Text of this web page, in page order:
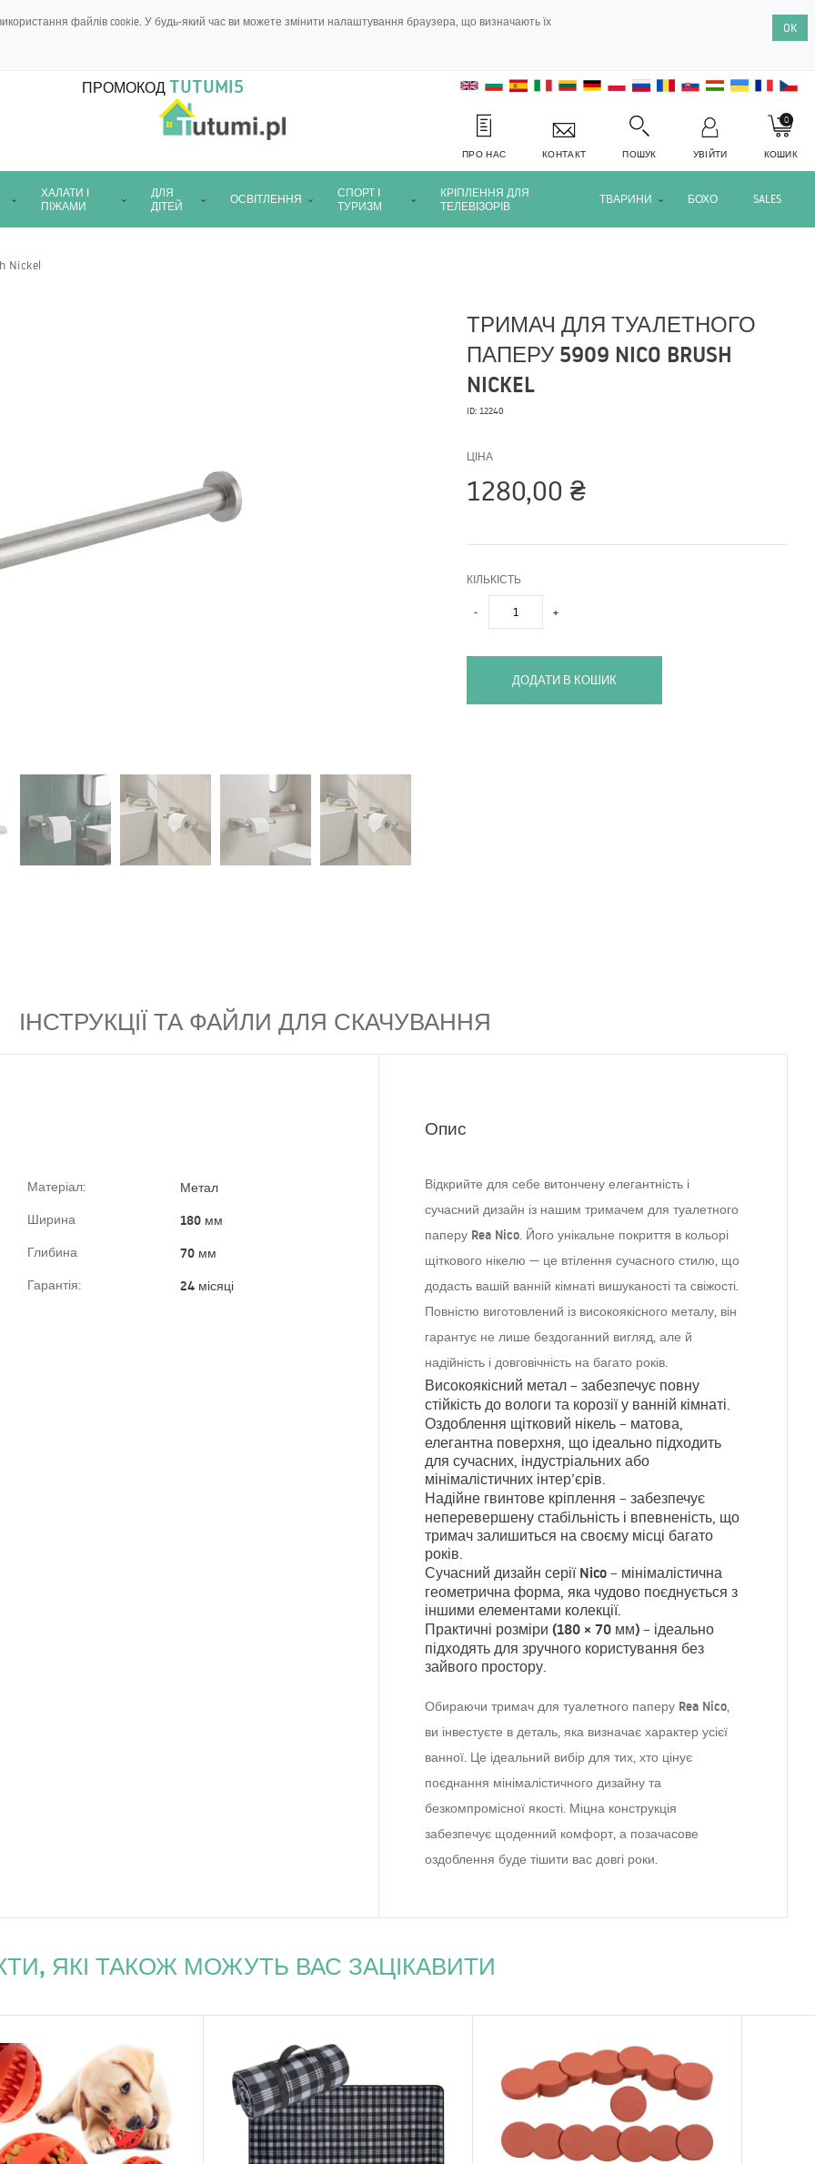
файлів cookie. У будь-який час ви можете змінити налаштування браузера, що визначають їх
OK
ПРОМОКОД TUTUMI5
ПРО НАС КОНТАКТ ПОШУК УВІЙТИ КОШИК
0
ХАЛАТИ І
ПІЖАМИ
ДЛЯ
ДІТЕЙ
ОСВІТЛЕННЯ
СПОРТ І
ТУРИЗМ
КРІПЛЕННЯ ДЛЯ
ТЕЛЕВІЗОРІВ
ТВАРИНИ БОХО SALES
Nickel
ТРИМАЧ ДЛЯ ТУАЛЕТНОГО
ПАПЕРУ 5909 NICO BRUSH
NICKEL
ID: 12240
ЦІНА
1280,00 ₴
КІЛЬКІСТЬ
- +
ДОДАТИ В КОШИК
ІНСТРУКЦІЇ ТА ФАЙЛИ ДЛЯ СКАЧУВАННЯ
Матеріал: Метал
Ширина 180 мм
Глибина 70 мм
Гарантія: 24 місяці
Опис
Відкрийте для себе витончену елегантність і
сучасний дизайн із нашимтримачем для туалетного
паперу Rea Nico. Його унікальне покриття в кольорі
щіткового нікелю — це втілення сучасного стилю, що
додасть вашій ванній кімнаті вишуканості та свіжості.
Повністю виготовлений із високоякісного металу, він
гарантує не лише бездоганний вигляд, але й
надійність і довговічність на багато років.
Високоякісний метал – забезпечує повну
стійкість до вологи та корозії у ванній кімнаті.
Оздоблення щітковий нікель – матова,
елегантна поверхня, що ідеально підходить
для сучасних, індустріальних або
мінімалістичних інтер’єрів.
Надійне гвинтове кріплення – забезпечує
неперевершену стабільність і впевненість, що
тримач залишиться на своєму місці багато
років.
Сучасний дизайн серії Nico – мінімалістична
геометрична форма, яка чудово поєднується з
іншими елементами колекції.
Практичні розміри (180 × 70 мм) – ідеально
підходять для зручного користування без
зайвого простору.
Обираючитримач для туалетного паперу Rea Nico,
ви інвестуєте в деталь, яка визначає характер усієї
ванної. Це ідеальний вибір для тих, хто цінує
поєднання мінімалістичного дизайну та
безкомпромісної якості. Міцна конструкція
забезпечує щоденний комфорт, а позачасове
оздоблення буде тішити вас довгі роки.
ЯКІ ТАКОЖ МОЖУТЬ ВАС ЗАЦІКАВИТИ